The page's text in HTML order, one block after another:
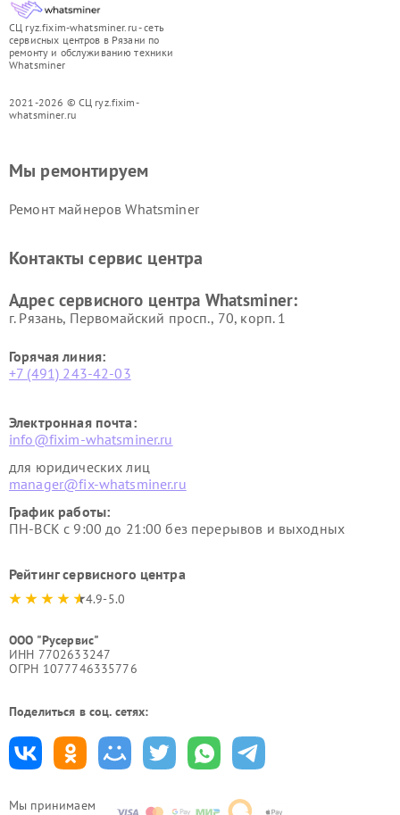
СЦ ryz.fixim-whatsminer.ru - сеть
сервисных центров в Рязани по
ремонту и обслуживанию техники
Whatsminer
2021-2026 © СЦ ryz.fixim-
whatsminer.ru
Мы принимаем
Мы ремонтируем
Ремонт майнеров Whatsminer
Контакты сервис центра
Адрес сервисного центра Whatsminer:
г. Рязань, Первомайский просп., 70, корп. 1
Горячая линия:
+7 (491) 243-42-03
Электронная почта:
info@fixim-whatsminer.ru
для юридических лиц
manager@fix-whatsminer.ru
График работы:
ПН-ВСК с 9:00 до 21:00 без перерывов и выходных
Рейтинг сервисного центра
4.9-5.0
ООО "Русервис"
ИНН 7702633247
ОГРН 1077746335776
Поделиться в соц. сетях: